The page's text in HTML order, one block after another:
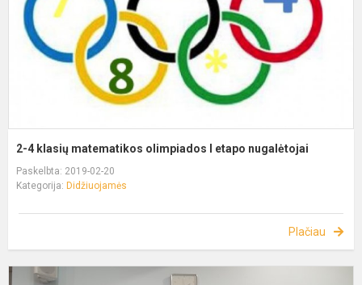
2-4 klasių matematikos olimpiados I etapo nugalėtojai
Paskelbta: 2019-02-20
Kategorija: Didžiuojamės
Plačiau